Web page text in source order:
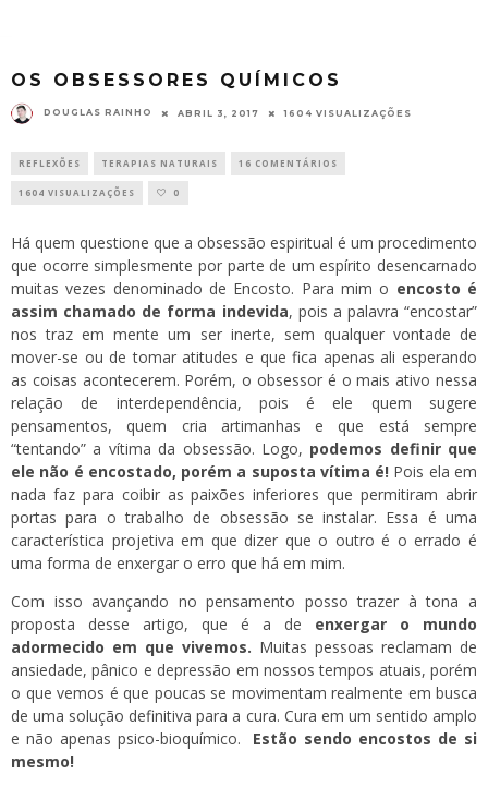
OS OBSESSORES QUÍMICOS
DOUGLAS RAINHO ABRIL 3, 2017 1604 VISUALIZAÇÕES
REFLEXÕES TERAPIAS NATURAIS 16 COMENTÁRIOS
1604 VISUALIZAÇÕES 0
Há quem questione que a obsessão espiritual é um procedimento
que ocorre simplesmente por parte de um espírito desencarnado
muitas vezes denominado de Encosto. Para mim o encosto é
assim chamado de forma indevida, pois a palavra “encostar”
nos traz em mente um ser inerte, sem qualquer vontade de
mover-se ou de tomar atitudes e que fica apenas ali esperando
as coisas acontecerem. Porém, o obsessor é o mais ativo nessa
relação de interdependência, pois é ele quem sugere
pensamentos, quem cria artimanhas e que está sempre
“tentando” a vítima da obsessão. Logo, podemos definir que
ele não é encostado, porém a suposta vítima é! Pois ela em
nada faz para coibir as paixões inferiores que permitiram abrir
portas para o trabalho de obsessão se instalar. Essa é uma
característica projetiva em que dizer que o outro é o errado é
uma forma de enxergar o erro que há em mim.
Com isso avançando no pensamento posso trazer à tona a
proposta desse artigo, que é a de enxergar o mundo
adormecido em que vivemos. Muitas pessoas reclamam de
ansiedade, pânico e depressão em nossos tempos atuais, porém
o que vemos é que poucas se movimentam realmente em busca
de uma solução definitiva para a cura. Cura em um sentido amplo
e não apenas psico-bioquímico. Estão sendo encostos de si
mesmo!